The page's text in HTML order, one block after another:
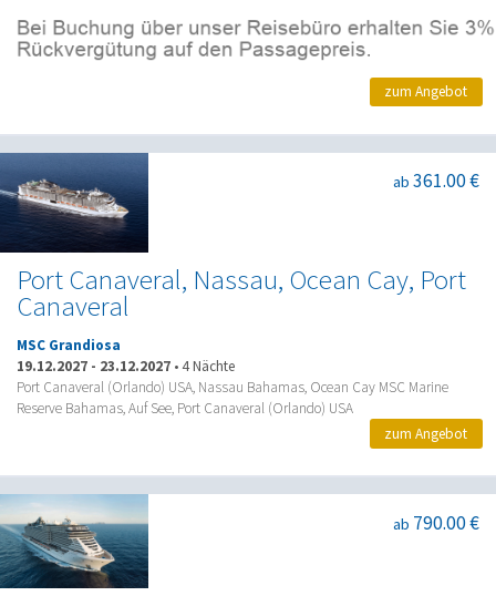
zum Angebot
Port Canaveral, Nassau, Ocean Cay, Port
Canaveral
ab 361.00 €
MSC Grandiosa
19.12.2027 - 23.12.2027 •4 Nächte
Port Canaveral (Orlando) USA, Nassau Bahamas, Ocean Cay MSC Marine
Reserve Bahamas, Auf See, Port Canaveral (Orlando) USA
zum Angebot
ab 790.00 €